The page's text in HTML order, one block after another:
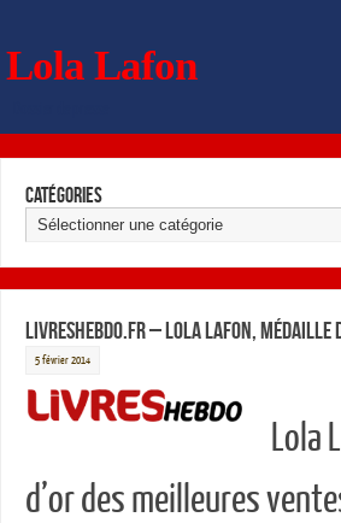
Lola Lafon
Catégories
Livreshebdo.fr – Lola Lafon, médaille
5 février 2014
Lola
d’or des meilleures